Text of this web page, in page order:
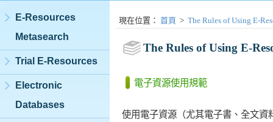
:::
E-Resources
Metasearch
Trial E-Resources
Electronic
Databases
:::現在位置 ： 首頁 > The Rules of Using E-
The Rules of Using E-
電子資源使用規範
使用電子資源（尤其電子書、全文